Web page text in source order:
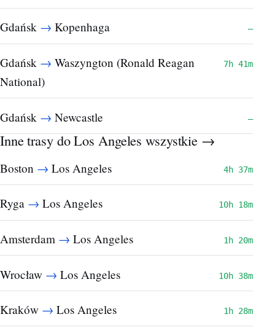
Gdańsk → Kopenhaga —
Gdańsk → Waszyngton (Ronald Reagan
National)
7h 41m
Gdańsk → Newcastle —
Inne trasy do Los Angeleswszystkie →
Boston → Los Angeles 4h 37m
Ryga → Los Angeles 10h 18m
Amsterdam → Los Angeles 1h 20m
Wrocław → Los Angeles 10h 38m
Kraków → Los Angeles 1h 28m